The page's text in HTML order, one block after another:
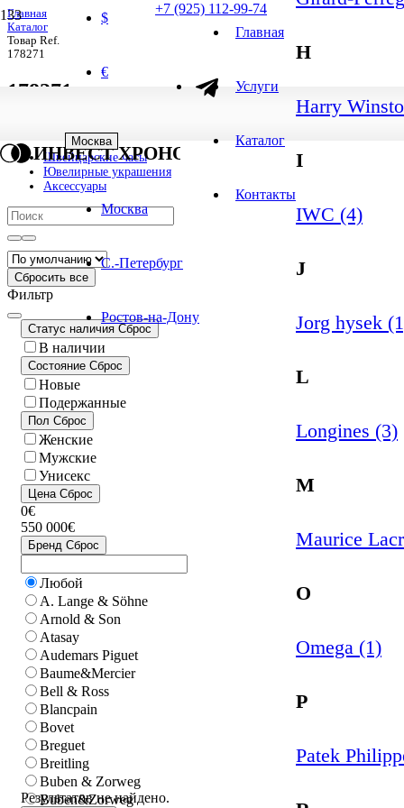
+7 (925) 112-99-74
$
€
Москва
Москва
С.-Петербург
Ростов-на-Дону
Главная
Услуги
Каталог
Контакты
H
Harry
I
IWC (4)
J
Jorg hysek
L
Longines (3)
M
Maurice
O
Omega (1)
P
Patek
ИНВЕСТ ХРОНО
Главная
Каталог
Товар Ref.
178271
178271
результатов
Швейцарские часы
Ювелирные украшения
Аксессуары
Сбросить все
Фильтр
Статус наличия Сброс
В наличии
Состояние Сброс
Новые
Подержанные
Пол Сброс
Женские
Мужские
Унисекс
Цена Сброс
0€
550 000€
Бренд Сброс
Любой
A. Lange & Söhne
Arnold & Son
Atasay
Audemars Piguet
Baume&Mercier
Bell & Ross
Blancpain
Bovet
Breguet
Breitling
Buben & Zorweg
Buben&Zorweg
Результатов не найдено.